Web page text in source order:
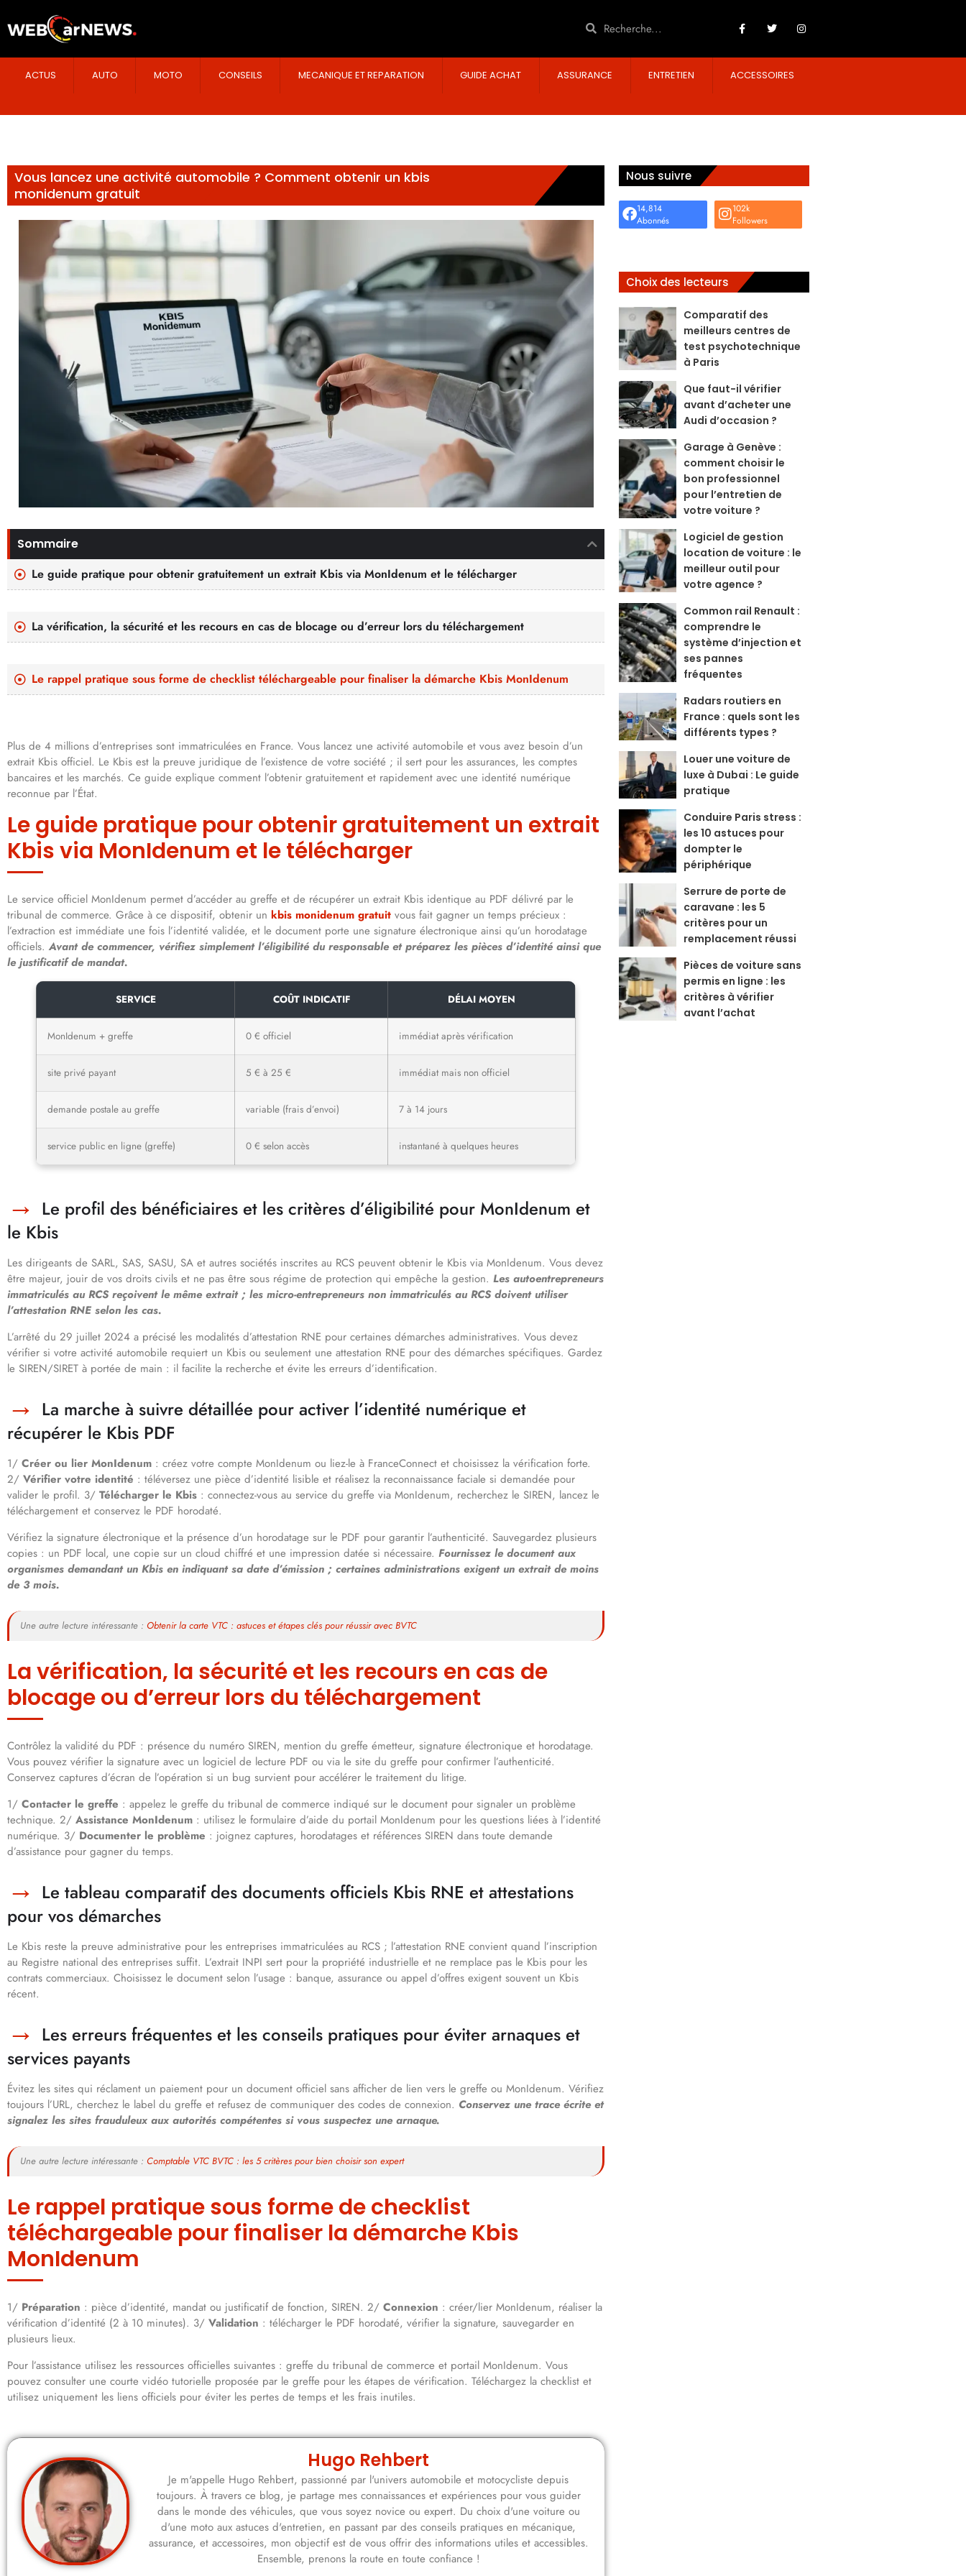
ACTUS AUTO MOTO CONSEILS MECANIQUE ET REPARATION GUIDE ACHAT ASSURANCE ENTRETIEN ACCESSOIRES
Vous lancez une activité automobile ? Comment obtenir un kbis
monidenum gratuit
Sommaire
Le guide pratique pour obtenir gratuitement un extrait Kbis via MonIdenum et le télécharger
La vérification, la sécurité et les recours en cas de blocage ou d’erreur lors du téléchargement
Le rappel pratique sous forme de checklist téléchargeable pour finaliser la démarche Kbis MonIdenum
Plus de 4 millions d’entreprises sont immatriculées en France. Vous lancez une activité automobile et vous avez besoin d’un
extrait Kbis officiel. Le Kbis est la preuve juridique de l’existence de votre société ; il sert pour les assurances, les comptes
bancaires et les marchés. Ce guide explique comment l’obtenir gratuitement et rapidement avec une identité numérique
reconnue par l’État.
Le guide pratique pour obtenir gratuitement un extrait
Kbis via MonIdenum et le télécharger
Le service officiel MonIdenum permet d’accéder au greffe et de récupérer un extrait Kbis identique au PDF délivré par le
tribunal de commerce. Grâce à ce dispositif, obtenir un kbis monidenum gratuit​ vous fait gagner un temps précieux :
l’extraction est immédiate une fois l’identité validée, et le document porte une signature électronique ainsi qu’un horodatage
officiels.Avant de commencer, vérifiez simplement l’éligibilité du responsable et préparez les pièces d’identité ainsi que
le justificatif de mandat.
SERVICE COÛT INDICATIF DÉLAI MOYEN
MonIdenum + greffe 0 € officiel immédiat après vérification
site privé payant 5 € à 25 € immédiat mais non officiel
demande postale au greffe variable (frais d’envoi) 7 à 14 jours
service public en ligne (greffe) 0 € selon accès instantané à quelques heures
Le profil des bénéficiaires et les critères d’éligibilité pour MonIdenum et
le Kbis
Les dirigeants de SARL, SAS, SASU, SA et autres sociétés inscrites au RCS peuvent obtenir le Kbis via MonIdenum. Vous devez
être majeur, jouir de vos droits civils et ne pas être sous régime de protection qui empêche la gestion. Les autoentrepreneurs
immatriculés au RCS reçoivent le même extrait ; les micro-entrepreneurs non immatriculés au RCS doivent utiliser
l’attestation RNE selon les cas.
L’arrêté du 29 juillet 2024 a précisé les modalités d’attestation RNE pour certaines démarches administratives. Vous devez
vérifier si votre activité automobile requiert un Kbis ou seulement une attestation RNE pour des démarches spécifiques. Gardez
le SIREN/SIRET à portée de main : il facilite la recherche et évite les erreurs d’identification.
La marche à suivre détaillée pour activer l’identité numérique et
récupérer le Kbis PDF
1/ Créer ou lier MonIdenum : créez votre compte MonIdenum ou liez-le à FranceConnect et choisissez la vérification forte.
2/ Vérifier votre identité : téléversez une pièce d’identité lisible et réalisez la reconnaissance faciale si demandée pour
valider le profil. 3/ Télécharger le Kbis : connectez-vous au service du greffe via MonIdenum, recherchez le SIREN, lancez le
téléchargement et conservez le PDF horodaté.
Vérifiez la signature électronique et la présence d’un horodatage sur le PDF pour garantir l’authenticité. Sauvegardez plusieurs
copies : un PDF local, une copie sur un cloud chiffré et une impression datée si nécessaire. Fournissez le document aux
organismes demandant un Kbis en indiquant sa date d’émission ; certaines administrations exigent un extrait de moins
de 3 mois.
Une autre lecture intéressante : Obtenir la carte VTC : astuces et étapes clés pour réussir avec BVTC
La vérification, la sécurité et les recours en cas de
blocage ou d’erreur lors du téléchargement
Contrôlez la validité du PDF : présence du numéro SIREN, mention du greffe émetteur, signature électronique et horodatage.
Vous pouvez vérifier la signature avec un logiciel de lecture PDF ou via le site du greffe pour confirmer l’authenticité.
Conservez captures d’écran de l’opération si un bug survient pour accélérer le traitement du litige.
1/ Contacter le greffe : appelez le greffe du tribunal de commerce indiqué sur le document pour signaler un problème
technique. 2/ Assistance MonIdenum : utilisez le formulaire d’aide du portail MonIdenum pour les questions liées à l’identité
numérique. 3/ Documenter le problème : joignez captures, horodatages et références SIREN dans toute demande
d’assistance pour gagner du temps.
Le tableau comparatif des documents officiels Kbis RNE et attestations
pour vos démarches
Le Kbis reste la preuve administrative pour les entreprises immatriculées au RCS ; l’attestation RNE convient quand l’inscription
au Registre national des entreprises suffit. L’extrait INPI sert pour la propriété industrielle et ne remplace pas le Kbis pour les
contrats commerciaux. Choisissez le document selon l’usage : banque, assurance ou appel d’offres exigent souvent un Kbis
récent.
Les erreurs fréquentes et les conseils pratiques pour éviter arnaques et
services payants
Évitez les sites qui réclament un paiement pour un document officiel sans afficher de lien vers le greffe ou MonIdenum. Vérifiez
toujours l’URL, cherchez le label du greffe et refusez de communiquer des codes de connexion. Conservez une trace écrite et
signalez les sites frauduleux aux autorités compétentes si vous suspectez une arnaque.
Une autre lecture intéressante : Comptable VTC BVTC : les 5 critères pour bien choisir son expert
Le rappel pratique sous forme de checklist
téléchargeable pour finaliser la démarche Kbis
MonIdenum
1/ Préparation : pièce d’identité, mandat ou justificatif de fonction, SIREN. 2/ Connexion : créer/lier MonIdenum, réaliser la
vérification d’identité (2 à 10 minutes). 3/ Validation : télécharger le PDF horodaté, vérifier la signature, sauvegarder en
plusieurs lieux.
Pour l’assistance utilisez les ressources officielles suivantes : greffe du tribunal de commerce et portail MonIdenum. Vous
pouvez consulter une courte vidéo tutorielle proposée par le greffe pour les étapes de vérification. Téléchargez la checklist et
utilisez uniquement les liens officiels pour éviter les pertes de temps et les frais inutiles.
Hugo Rehbert
Je m'appelle Hugo Rehbert, passionné par l'univers automobile et motocycliste depuis
toujours. À travers ce blog, je partage mes connaissances et expériences pour vous guider
dans le monde des véhicules, que vous soyez novice ou expert. Du choix d'une voiture ou
d'une moto aux astuces d'entretien, en passant par des conseils pratiques en mécanique,
assurance, et accessoires, mon objectif est de vous offrir des informations utiles et accessibles.
Ensemble, prenons la route en toute confiance !
Nous suivre
14,814
Abonnés
102k
Followers
Choix des lecteurs
Comparatif des
meilleurs centres de
test psychotechnique
à Paris
Que faut-il vérifier
avant d’acheter une
Audi d’occasion ?
Garage à Genève :
comment choisir le
bon professionnel
pour l’entretien de
votre voiture ?
Logiciel de gestion
location de voiture : le
meilleur outil pour
votre agence ?
Common rail Renault :
comprendre le
système d’injection et
ses pannes
fréquentes
Radars routiers en
France : quels sont les
différents types ?
Louer une voiture de
luxe à Dubai : Le guide
pratique
Conduire Paris stress :
les 10 astuces pour
dompter le
périphérique
Serrure de porte de
caravane : les 5
critères pour un
remplacement réussi
Pièces de voiture sans
permis en ligne : les
critères à vérifier
avant l’achat